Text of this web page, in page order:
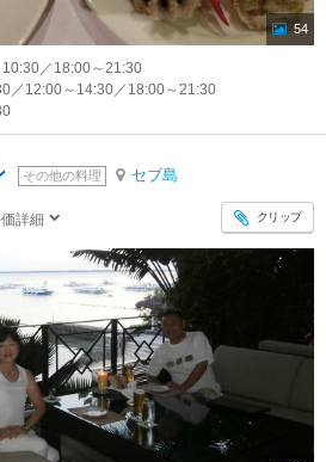
54
／18:00～21:30
／12:00～14:30／18:00～21:30
その他の料理 セブ島
詳細 クリップ